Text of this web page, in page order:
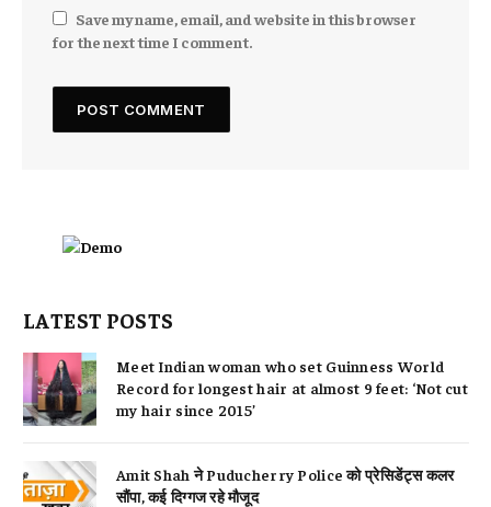
Save my name, email, and website in this browser
for the next time I comment.
LATEST POSTS
Meet Indian woman who set Guinness World
Record for longest hair at almost 9 feet: ‘Not cut
my hair since 2015’
Amit Shah ने Puducherry Police को प्रेसिडेंट्स कलर
सौंपा, कई दिग्गज रहे मौजूद